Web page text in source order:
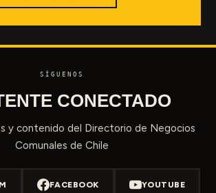
SÍGUENOS
CONECTADO
y contenido del Directorio de Negocios
Comunales de Chile
FACEBOOK YOUTUBE